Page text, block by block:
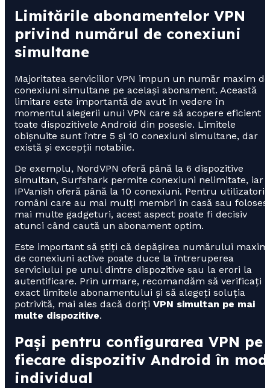
Limitările abonamentelor VPN
privind numărul de conexiuni
simultane
Majoritatea serviciilor VPN impun un număr maxim de
conexiuni simultane pe același abonament. Această
limitare este importantă de avut în vedere în
momentul alegerii unui VPN care să acopere eficient
toate dispozitivele Android din posesie. Limitele
obișnuite sunt între 5 și 10 conexiuni simultane, dar
există și excepții notabile.
De exemplu, NordVPN oferă până la 6 dispozitive
simultan, Surfshark permite conexiuni nelimitate, iar
IPVanish oferă până la 10 conexiuni. Pentru utilizatorii
români care au mai mulți membri în casă sau
mai multe gadgeturi, acest aspect poate fi decisiv
atunci când caută un abonament optim.
Este important să știți că depășirea numărului maxim
de conexiuni active poate duce la întreruperea
serviciului pe unul dintre dispozitive sau la erori la
autentificare. Prin urmare, recomandăm să verificați
exact limitele abonamentului și să alegeți soluția
potrivită, mai ales dacă doriți VPN simultan pe mai
multe dispozitive.
Pași pentru configurarea VPN pe
fiecare dispozitiv Android în mod
individual